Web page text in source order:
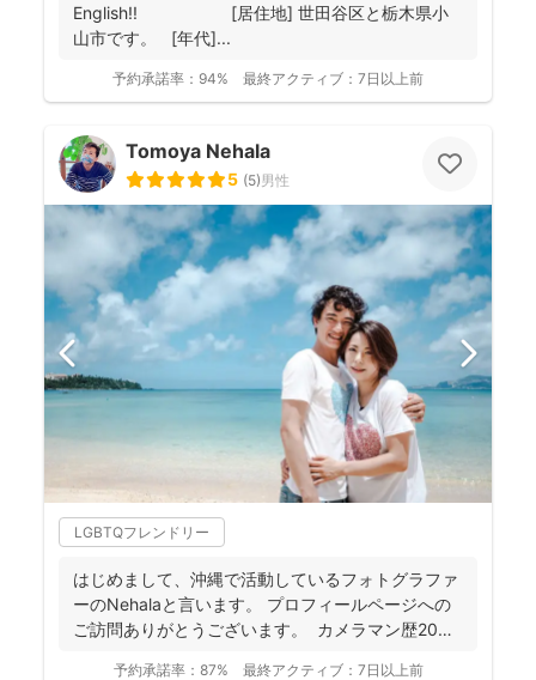
English!! [居住地] 世田谷区と栃木県小
山市です。 [年代]...
予約承諾率： 94% 最終アクティブ： 7日以上前
Tomoya Nehala
5 (5)男性
LGBTQフレンドリー
はじめまして、沖縄で活動しているフォトグラファ
ーのNehalaと言います。 プロフィールページへの
ご訪問ありがとうございます。 カメラマン歴20
予約承諾率： 87% 最終アクティブ： 7日以上前